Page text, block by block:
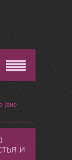
(вне
И